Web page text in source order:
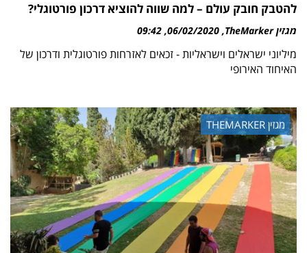
להטבק חובק עולם – למה שווה להוציא דרכון פורטוגלי?
מגזין TheMarker 06/02/2020
09:42
מיליוני ישראלים וישראליות - זכאים לאזרחות פורטוגלית ודרכון של
האיחוד האירופי
מגזין THEMARKER